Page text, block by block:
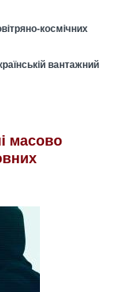
космічних
вантажний
масово